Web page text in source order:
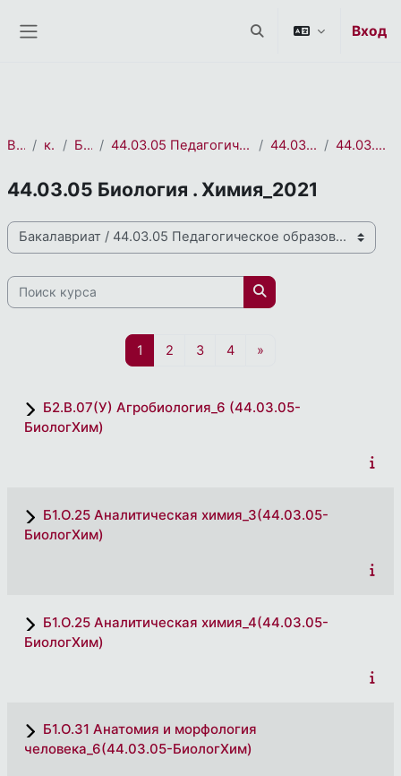
Изменить данныеВход
В начало курса(ов) Бакалавриат 44.03.05 Педагогическое образование (с двумя профилями подготовки) 44.03.05 Биология . Химия 44.03.05 Биология . Химия_2021
44.03.05 Биология . Химия_2021
Направления и профили подготовки
Поиск курса
Поиск курса
1 Страница 1
2 Страница 2
3Страница 3
4Страница 4
»
Б2.В.07(У) Агробиология_6 (44.03.05-
БиологХим)
Б1.О.25 Аналитическая химия_3(44.03.05-
БиологХим)
Б1.О.25 Аналитическая химия_4(44.03.05-
БиологХим)
Б1.О.31 Анатомия и морфология
человека_6(44.03.05-БиологХим)